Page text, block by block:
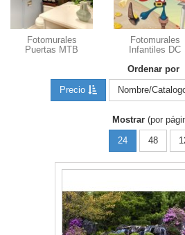
Fotomurales
Puertas MTB
Fotomurales
Infantiles DC
Ordenar por
Precio
Nombre/
Mostrar (por
24
48